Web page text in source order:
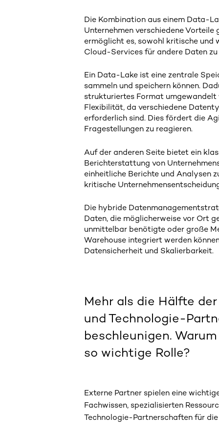
l
Die Kombination aus einem Data-
Unternehmen verschiedene Vorteile
ermöglicht es, sowohl kritische und
Cloud-Services für andere Daten zu
Ein Data-Lake ist eine zentrale
sammeln und speichern können.
strukturiertes Format umgewandelt
Flexibilität, da verschiedene
erforderlich sind. Dies fördert die
Fragestellungen zu reagieren.
Auf der anderen Seite bietet ein
Berichterstattung von
einheitliche Berichte und Analysen
kritische
Die hybride
Daten, die möglicherweise vor Ort
unmittelbar benötigte oder große
Warehouse integriert werden
Datensicherheit und Skalierbarkeit.
Mehr als die Hälfte
und Technologie-
beschleunigen.
so wichtige Rolle?
Externe Partner spielen eine
Fachwissen, spezialisierten
Technologie-Partnerschaften für